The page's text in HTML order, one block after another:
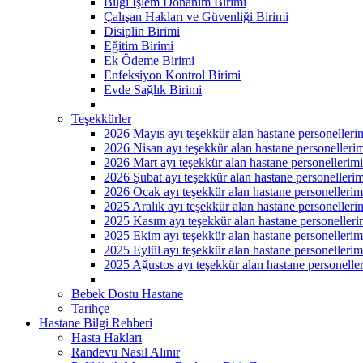
Çalışan Hakları ve Güvenliği Birimi
Disiplin Birimi
Eğitim Birimi
Ek Ödeme Birimi
Enfeksiyon Kontrol Birimi
Evde Sağlık Birimi
Teşekkürler
2026 Mayıs ayı teşekkür alan hastane
2026 Nisan ayı teşekkür alan hastane
2026 Mart ayı teşekkür alan hastane
2026 Şubat ayı teşekkür alan hastane
2026 Ocak ayı teşekkür alan hastane
2025 Aralık ayı teşekkür alan hastane
2025 Kasım ayı teşekkür alan hastane
2025 Ekim ayı teşekkür alan hastane
2025 Eylül ayı teşekkür alan hastane
2025 Ağustos ayı teşekkür alan hastane
Bebek Dostu Hastane
Tarihçe
Hastane Bilgi Rehberi
Hasta Hakları
Randevu Nasıl Alınır